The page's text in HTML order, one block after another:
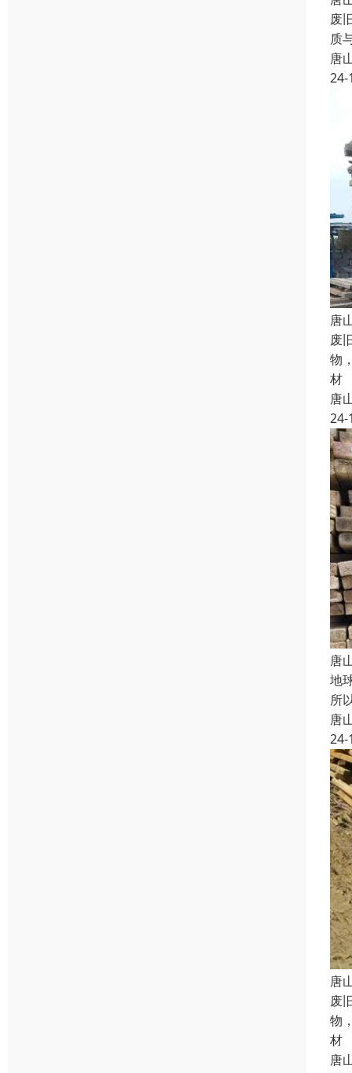
废
质
唐
24-
唐
废
物
材
唐
24-
唐
地
所
唐
24-
唐
废
物
材
唐